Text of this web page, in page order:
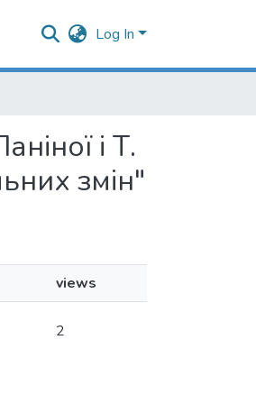
Log In
і Т.
змін"
views
2